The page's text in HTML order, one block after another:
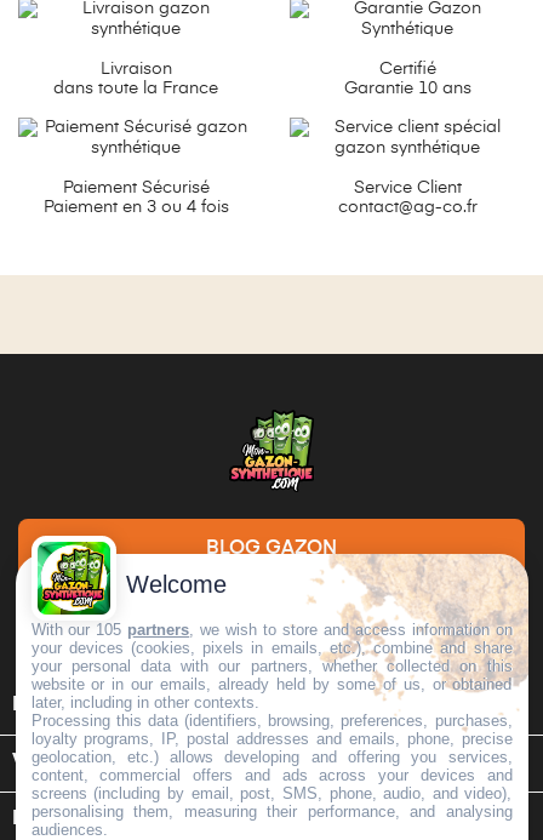
Livraison
dans toute la France
Certifié
Garantie 10 ans
Paiement Sécurisé
Paiement en 3 ou 4 fois
Service Client
contact@ag-co.fr
BLOG GAZON
DEMANDE DE DEVIS
INFORMATIONS 
VOTRE COMPTE 
INFORMATIONS SUR LE MAGASIN keyboard_arrow_down
Welcome
With our 105 partners , we wish to store and access information on
your devices (cookies, pixels in emails, etc.), combine and share
your personal data with our partners, whether collected on this
website or in our emails, already held by some of us, or obtained
later, including in other contexts.
Processing this data (identifiers, browsing, preferences, purchases,
loyalty programs, IP, postal addresses and emails, phone, precise
geolocation, etc.) allows developing and offering you services,
content, commercial offers and ads across your devices and
screens (including by email, post, SMS, phone, audio, and video),
personalising them, measuring their performance, and analysing
audiences.